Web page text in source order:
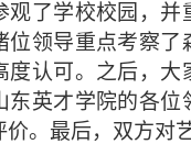
观了学校校园，
位领导重点考察
度认可。之后，
东英才学院的各
价。最后，双方对